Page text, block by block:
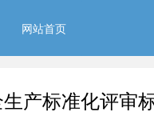
网站首页
产标准化评审